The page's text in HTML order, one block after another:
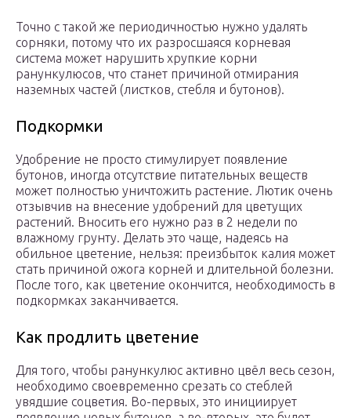
Точно с такой же периодичностью нужно удалять
сорняки, потому что их разросшаяся корневая
система может нарушить хрупкие корни
ранункулюсов, что станет причиной отмирания
наземных частей (листков, стебля и бутонов).
Подкормки
Удобрение не просто стимулирует появление
бутонов, иногда отсутствие питательных веществ
может полностью уничтожить растение. Лютик очень
отзывчив на внесение удобрений для цветущих
растений. Вносить его нужно раз в 2 недели по
влажному грунту. Делать это чаще, надеясь на
обильное цветение, нельзя: преизбыток калия может
стать причиной ожога корней и длительной болезни.
После того, как цветение окончится, необходимость в
подкормках заканчивается.
Как продлить цветение
Для того, чтобы ранункулюс активно цвёл весь сезон,
необходимо своевременно срезать со стеблей
увядшие соцветия. Во-первых, это инициирует